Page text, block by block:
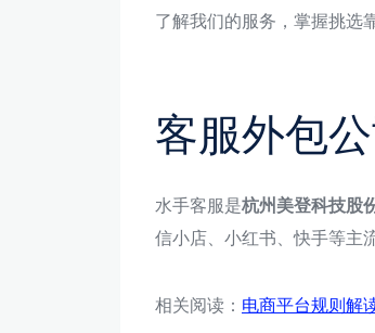
了解我们的服务，掌握挑选
客服外包
水手客服是杭州美登科技股
信小店、小红书、快手等主
相关阅读： 电商平台规则解